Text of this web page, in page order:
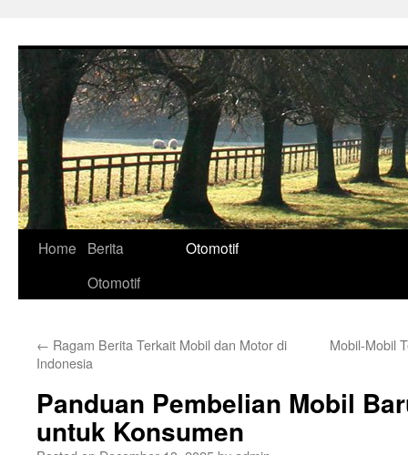
Home
Berita
Otomotif
Otomotif
← Ragam Berita Terkait Mobil dan Motor di
Indonesia
Mobil-Mobil
Panduan Pembelian Mobil
untuk Konsumen